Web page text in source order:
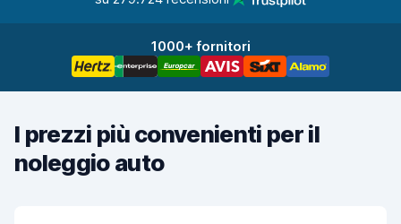
1000+ fornitori
I prezzi più convenienti per il
noleggio auto